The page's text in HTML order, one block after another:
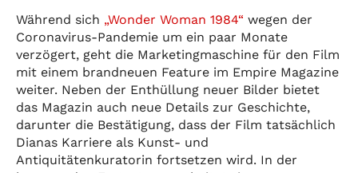
Während sich „Wonder Woman 1984“ wegen der
Coronavirus-Pandemie um ein paar Monate
verzögert, geht die Marketingmaschine für den Film
mit einem brandneuen Feature im Empire Magazine
weiter. Neben der Enthüllung neuer Bilder bietet
das Magazin auch neue Details zur Geschichte,
darunter die Bestätigung, dass der Film tatsächlich
Dianas Karriere als Kunst- und
Antiquitätenkuratorin fortsetzen wird. In der